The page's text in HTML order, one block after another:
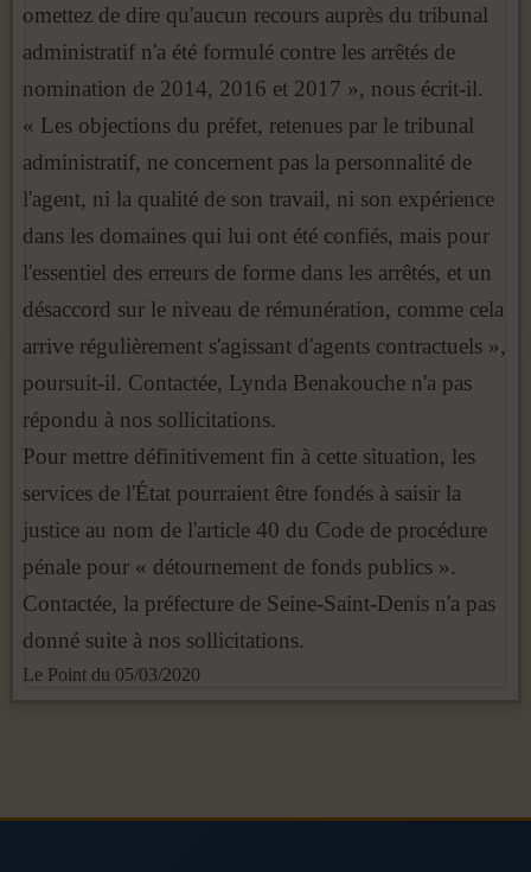
omettez de dire qu'aucun recours auprès du tribunal
administratif n'a été formulé contre les arrêtés de
nomination de 2014, 2016 et 2017 », nous écrit-il.
« Les objections du préfet, retenues par le tribunal
administratif, ne concernent pas la personnalité de
l'agent, ni la qualité de son travail, ni son expérience
dans les domaines qui lui ont été confiés, mais pour
l'essentiel des erreurs de forme dans les arrêtés, et un
désaccord sur le niveau de rémunération, comme cela
arrive régulièrement s'agissant d'agents contractuels »,
poursuit-il. Contactée, Lynda Benakouche n'a pas
répondu à nos sollicitations.
Pour mettre définitivement fin à cette situation, les
services de l'État pourraient être fondés à saisir la
justice au nom de l'article 40 du Code de procédure
pénale pour « détournement de fonds publics ».
Contactée, la préfecture de Seine-Saint-Denis n'a pas
donné suite à nos sollicitations.
Le Point du 05/03/2020